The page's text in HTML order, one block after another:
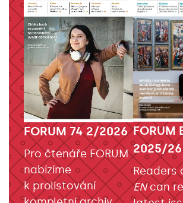
FORUM 74 2/2026
Pro čtenáře FORUM
nabízíme
k prolistování
FORUM
2025/26
Readers
ENcan